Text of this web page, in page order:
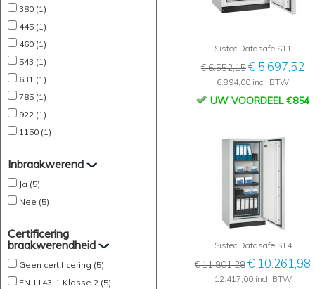
380 (1)
445 (1)
460 (1)
543 (1)
631 (1)
785 (1)
922 (1)
1150 (1)
Inbraakwerend
Ja (5)
Nee (5)
Certificering
braakwerendheid
Geen certificering (5)
EN 1143-1 Klasse 2 (5)
Sistec Datasafe S11
€ 6.552,15€ 5.697,52
6.894,00 incl. BTW
UW VOORDEEL €854
Sistec Datasafe S14
€ 11.801,28€ 10.261,98
12.417,00 incl. BTW